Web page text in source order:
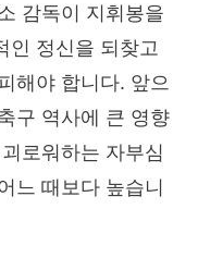
감독이 지휘봉을
인 정신을 되찾고
해야 합니다. 앞으
구 역사에 큰 영향
로워하는 자부심
느 때보다 높습니